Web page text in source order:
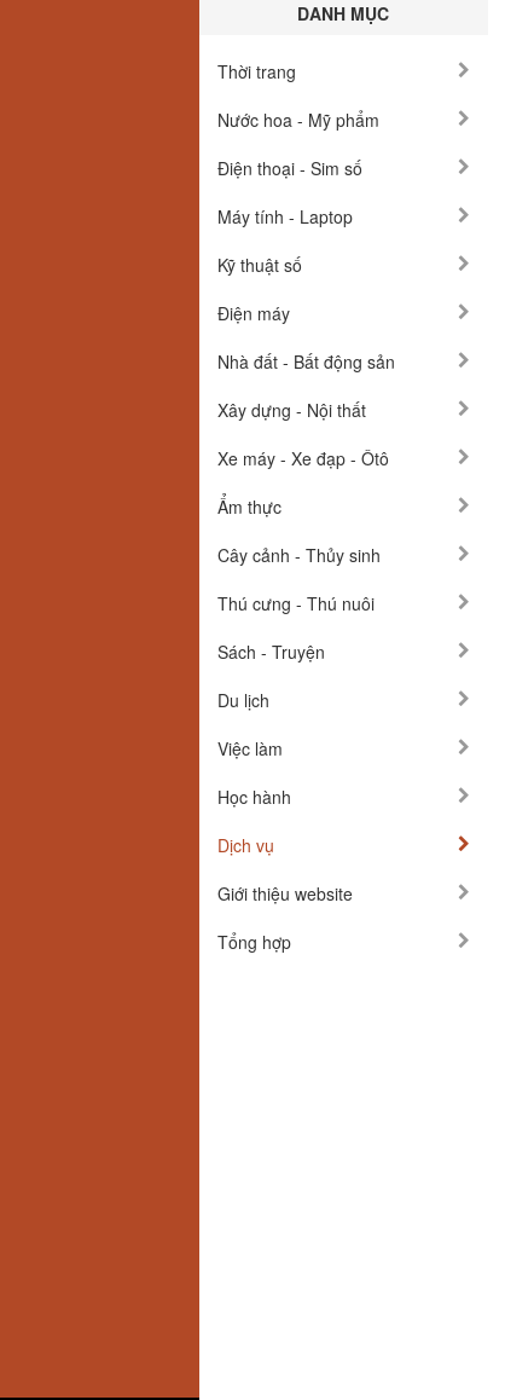
DANH MỤC
Thời trang
Nước hoa - Mỹ phẩm
Điện thoại - Sim số
Máy tính - Laptop
Kỹ thuật số
Điện máy
Nhà đất - Bất động sản
Xây dựng - Nội thất
Xe máy - Xe đạp - Ôtô
Ẩm thực
Cây cảnh - Thủy sinh
Thú cưng - Thú nuôi
Sách - Truyện
Du lịch
Việc làm
Học hành
Dịch vụ
Giới thiệu website
Tổng hợp